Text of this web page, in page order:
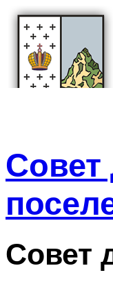
Совет
Совет